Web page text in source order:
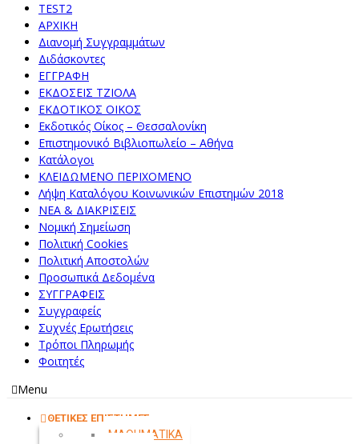
TEST2
ΑΡΧΙΚΗ
Διανομή Συγγραμμάτων
Διδάσκοντες
ΕΓΓΡΑΦΗ
ΕΚΔΟΣΕΙΣ ΤΖΙΟΛΑ
ΕΚΔΟΤΙΚΟΣ ΟΙΚΟΣ
Εκδοτικός Οίκος – Θεσσαλονίκη
Επιστημονικό Βιβλιοπωλείο – Αθήνα
Κατάλογοι
ΚΛΕΙΔΩΜΕΝΟ ΠΕΡΙΧΟΜΕΝΟ
Λήψη Καταλόγου Κοινωνικών Επιστημών 2018
ΝΕΑ & ΔΙΑΚΡΙΣΕΙΣ
Νομική Σημείωση
Πολιτική Cookies
Πολιτική Αποστολών
Προσωπικά Δεδομένα
ΣΥΓΓΡΑΦΕΙΣ
Συγγραφείς
Συχνές Ερωτήσεις
Τρόποι Πληρωμής
Φοιτητές
Menu
ΘΕΤΙΚΕΣ ΕΠΙΣΤΗΜΕΣ
ΜΑΘΗΜΑΤΙΚΑ